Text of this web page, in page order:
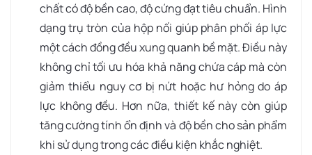
chất có độ bền cao, độ cứng đạt tiêu chuẩn. Hình
dạng trụ tròn của hộp nối giúp phân phối áp lực
một cách đồng đều xung quanh bề mặt. Điều này
không chỉ tối ưu hóa khả năng chứa cáp mà còn
giảm thiểu nguy cơ bị nứt hoặc hư hỏng do áp
lực không đều. Hơn nữa, thiết kế này còn giúp
tăng cường tính ổn định và độ bền cho sản phẩm
khi sử dụng trong các điều kiện khắc nghiệt.